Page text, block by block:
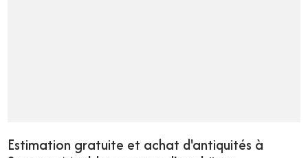
Estimation gratuite et achat d'antiquités à